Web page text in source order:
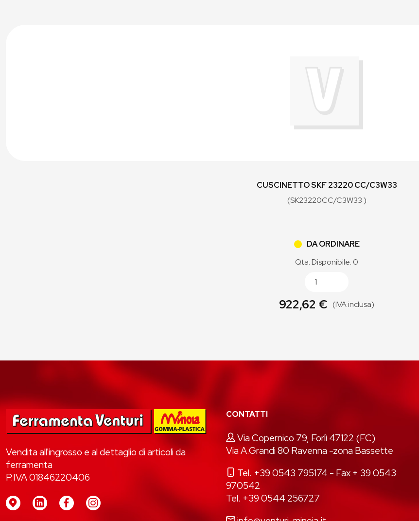
CUSCINETTO SKF 23220 CC/C3W33
(SK23220CC/C3W33 )
DA ORDINARE
Qta. Disponibile: 0
922,62 € (IVA inclusa)
Vendita all'ingrosso e al dettaglio di articoli da
ferramenta
P.IVA 01846220406
CONTATTI
Via Copernico 79, Forlì 47122 (FC)
Via A.Grandi 80 Ravenna -zona Bassette
Tel. +39 0543 795174 - Fax + 39 0543
970542
Tel. +39 0544 256727